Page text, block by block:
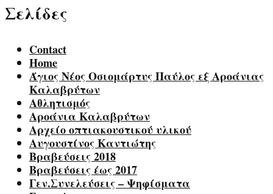
Σελίδες
Contact
Home
Άγιος Νέος Οσιομάρτυς Παύλος εξ Αροάνιας
Καλαβρύτων
Αθλητισμός
Αροάνια Καλαβρύτων
Αρχείο οπτιακουστικού υλικού
Αυγουστίνος Καντιώτης
Βραβεύσεις 2018
Βραβεύσεις έως 2017
Γεν.Συνελεύσεις – Ψηφίσματα